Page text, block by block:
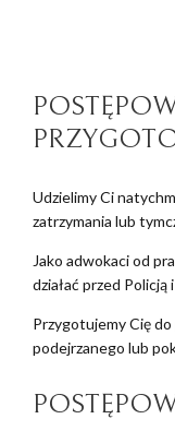
Udzielimy Ci
zatrzymania lub
Jako adwokaci od
działać przed
Przygotujemy Cię
podejrzanego lub